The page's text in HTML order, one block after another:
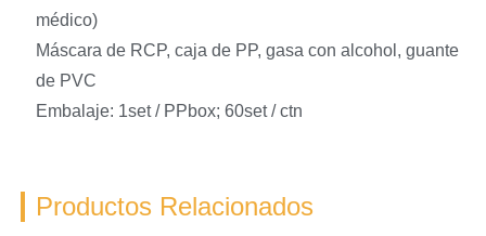
médico)
Máscara de RCP, caja de PP, gasa con alcohol, guante
de PVC
Embalaje: 1set / PPbox; 60set / ctn
Productos Relacionados